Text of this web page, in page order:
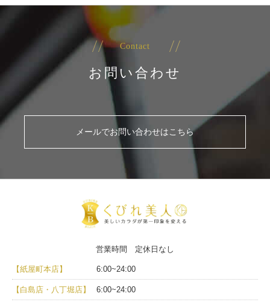
Contact
お問い合わせ
メールでお問い合わせはこちら
営業時間 定休日なし
【紙屋町本店】 6:00~24:00
【白島店・八丁堀店】 6:00~24:00